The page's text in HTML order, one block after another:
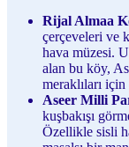
Rijal Almaa
çerçeveleri ve
hava müzesi.
alan bu köy,
meraklıları
Aseer Milli
kuşbakışı
Özellikle sisli